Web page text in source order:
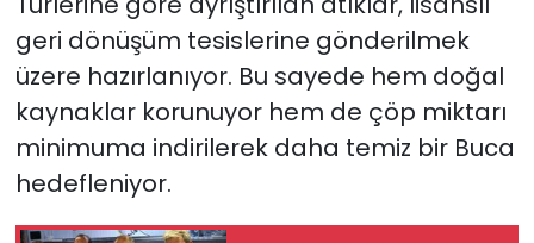
geri dönüşüm tesislerine gönderilmek
üzere hazırlanıyor. Bu sayede hem doğal
kaynaklar korunuyor hem de çöp miktarı
minimuma indirilerek daha temiz bir Buca
hedefleniyor.